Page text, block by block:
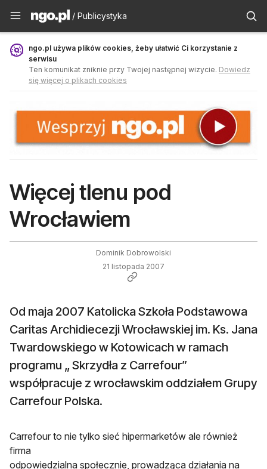
Publicystyka - ngo.pl
/ Publicystyka
ngo.pl używa plików cookies, żeby ułatwić Ci korzystanie z
serwisu
Ten komunikat zniknie przy Twojej następnej wizycie. Dowiedz
się więcej o plikach cookies
Więcej tlenu pod
Wrocławiem
Dominik Dobrowolski
21 listopada 2007
Od maja 2007 Katolicka Szkoła Podstawowa
Caritas Archidiecezji Wrocławskiej im. Ks. Jana
Twardowskiego w Kotowicach w ramach
programu „ Skrzydła z Carrefour”
współpracuje z wrocławskim oddziałem Grupy
Carrefour Polska.
Carrefour to nie tylko sieć hipermarketów ale również
firma
odpowiedzialna społecznie, prowadząca działania na